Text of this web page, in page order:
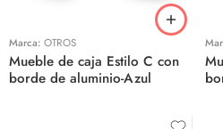
Marca: OTROS
Mueble de caja Estilo C con
borde de aluminio-Azul